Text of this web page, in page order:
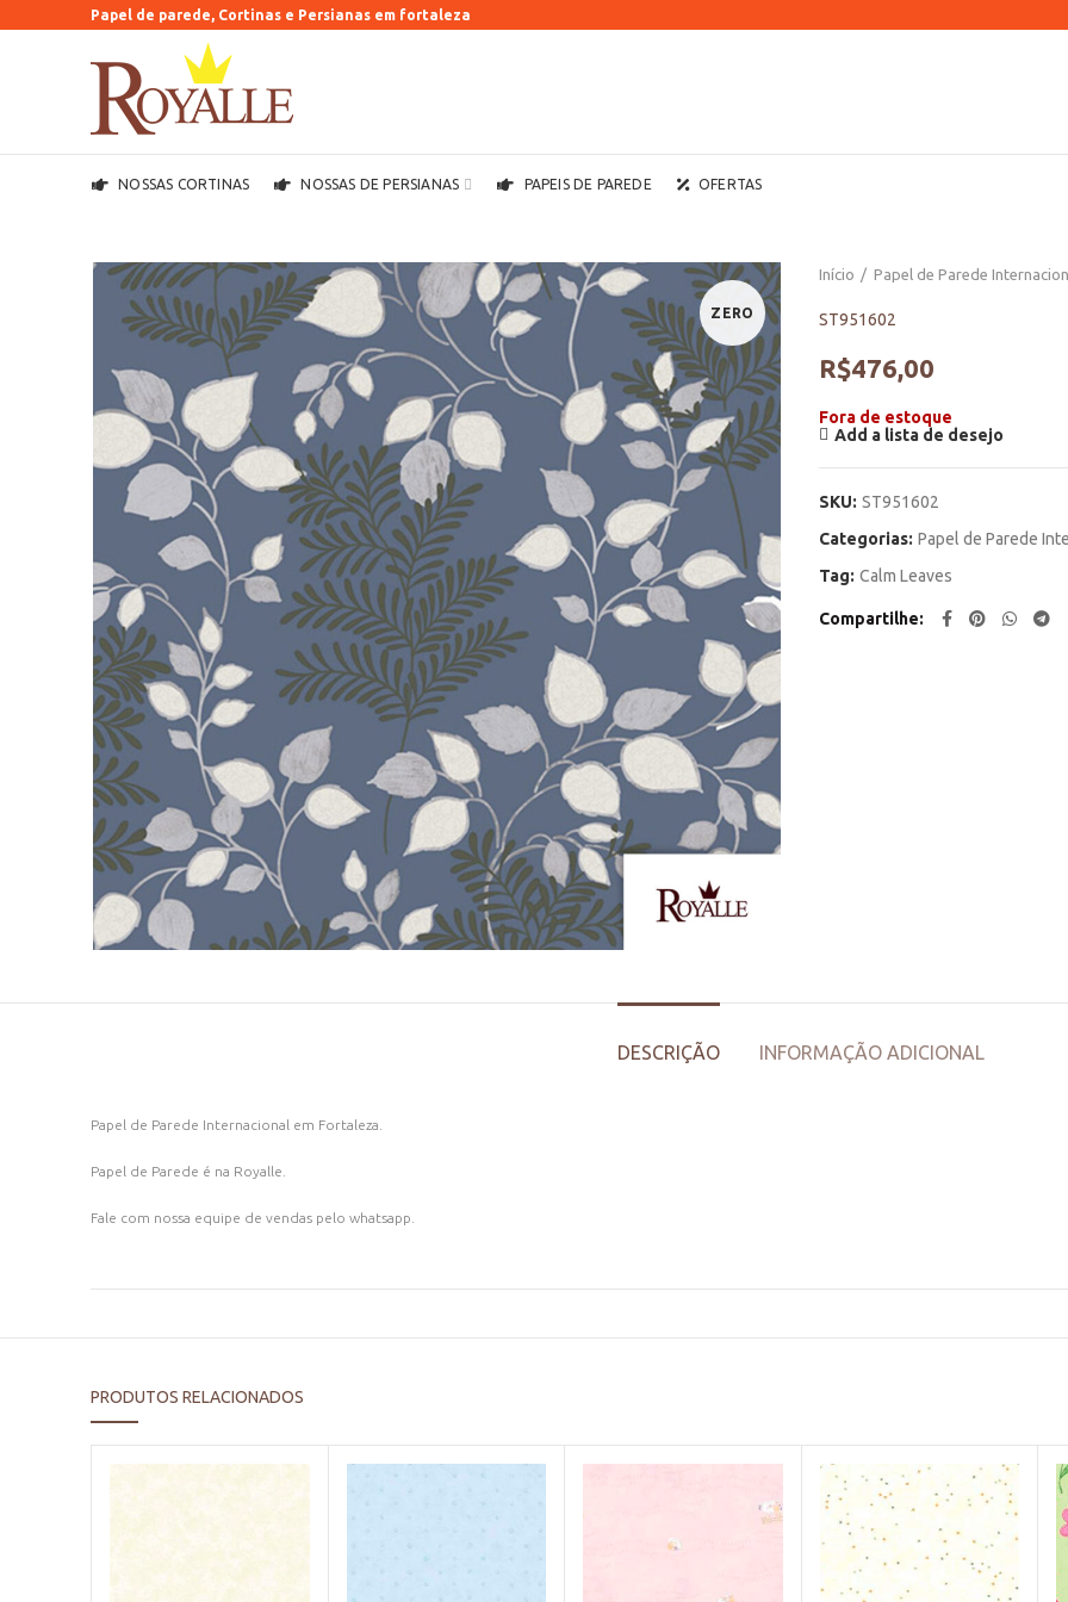
Papel de parede, Cortinas e Persianas em fortaleza
NOSSAS CORTINAS NOSSAS DE PERSIANAS PAPEIS DE PAREDE OFERTAS
ZERO
Início Papel de Parede
ST951602
R$476,00
Fora de estoque
Add a lista de desejo
SKU: ST951602
Categorias: Papel de Parede
Tag: Calm Leaves
Compartilhe
DESCRIÇÃO INFORMAÇÃO ADICIONAL
Papel de Parede Internacional em Fortaleza.
Papel de Parede é na Royalle.
Fale com nossa equipe de vendas pelo whatsapp.
PRODUTOS RELACIONADOS